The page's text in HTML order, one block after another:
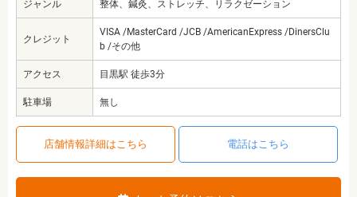
ジャンル 整体、鍼灸、ストレッチ、リラクゼーション
クレジット
VISA /MasterCard /JCB /AmericanExpress /DinersClu
b /その他
アクセス 目黒駅 徒歩3分
駐車場 無し
店舗情報詳細はこちら 電話はこちら